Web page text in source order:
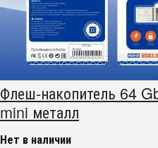
Флеш-накопитель 64
mini металл
Нет в наличии